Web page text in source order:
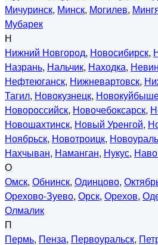
Мичуринск, Минск, Могилев,
Мубарек
Н
Нижний Новгород, Новосибирск,
Назрань, Нальчик, Находка,
Нефтеюганск, Нижневартовск,
Тагил, Новокузнецк,
Новороссийск, Новочебоксарск,
Новошахтинск, Новый Уренгой,
Ноябрьск, Новотроицк,
Нахчыван, Наманган, Нукус,
О
Омск, Обнинск, Одинцово,
Орехово-Зуево, Орск, Орехов,
Олмалик
П
Пермь, Пенза, Первоуральск,